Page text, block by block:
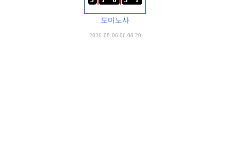
도미노사
2026-08-06 06:08:20